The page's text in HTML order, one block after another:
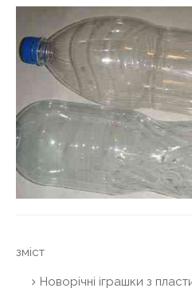
зміст
Новорічні іграшки з